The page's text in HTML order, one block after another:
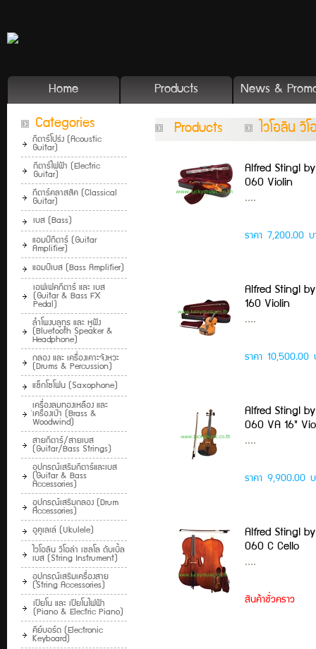
Home Products News &
Categories
กีตาร์โปร่ง (Acoustic
Guitar)
กีตาร์ไฟฟ้า (Electric
Guitar)
กีตาร์คลาสสิค (Classical
Guitar)
เบส (Bass)
แอมป์กีตาร์ (Guitar
Amplifier)
แอมป์เบส (Bass Amplifier)
เอฟเฟคกีตาร์ และ เบส
(Guitar & Bass FX
Pedal)
ลำโพงบลูทูธ และ หูฟัง
(Bluetooth Speaker &
Headphone)
กลอง และ เครื่องเคาะจังหวะ
(Drums & Percussion)
แซ็กโซโฟน (Saxophone)
ฺเครื่องลมทองเหลือง และ
เครื่องเป่า (Brass &
Woodwind)
สายกีตาร์/สายเบส
(Guitar/Bass Strings)
อุปกรณ์เสริมกีตาร์และเบส
(Guitar & Bass
Accessories)
อุปกรณ์เสริมกลอง (Drum
Accessories)
อูคูเลเล่ (Ukulele)
ไวโอลิน วิโอล่า เชลโล ดับเบิ้ล
เบส (String Instrument)
อุปกรณ์เสริมเครื่องสาย
(String Accessories)
เปียโน และ เปียโนไฟฟ้า
(Piano & Electric Piano)
คีย์บอร์ด (Electronic
Keyboard)
Products ไวโอลิน วิ
Alfred Stingl
060 Violin
....
ราคา 7,200.00 บ
Alfred Stingl
160 Violin
....
ราคา 10,500.00
Alfred Stingl
060 VA 16"
....
ราคา 9,900.00 บ
Alfred Stingl
060 C Cello
....
สินค้าชั่วคราว